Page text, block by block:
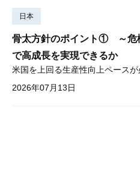
日本
骨太方針のポイント① ～危
で高成長を実現できるか
2026年07月13日